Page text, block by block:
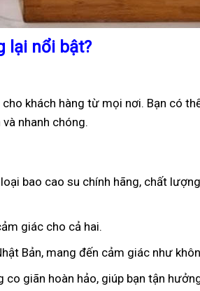
lại nổi bật?
khách hàng từ mọi nơi. Bạn có
nhanh chóng.
bao cao su chính hãng, chất
giác cho cả hai.
Bản, mang đến cảm giác như
giãn hoàn hảo, giúp bạn tận